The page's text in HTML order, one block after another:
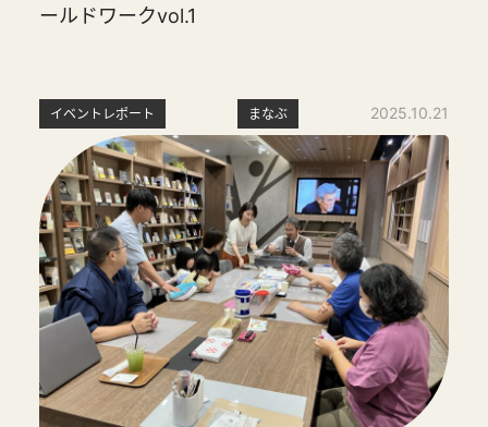
ールドワークvol.1
イベントレポート まなぶ 2025.10.21